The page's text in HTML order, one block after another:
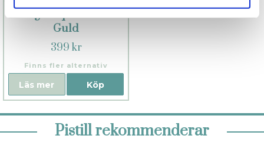
Magnifique Collar
Guld
399 kr
Finns fler alternativ
Köp
Läs mer
Pistill rekommenderar